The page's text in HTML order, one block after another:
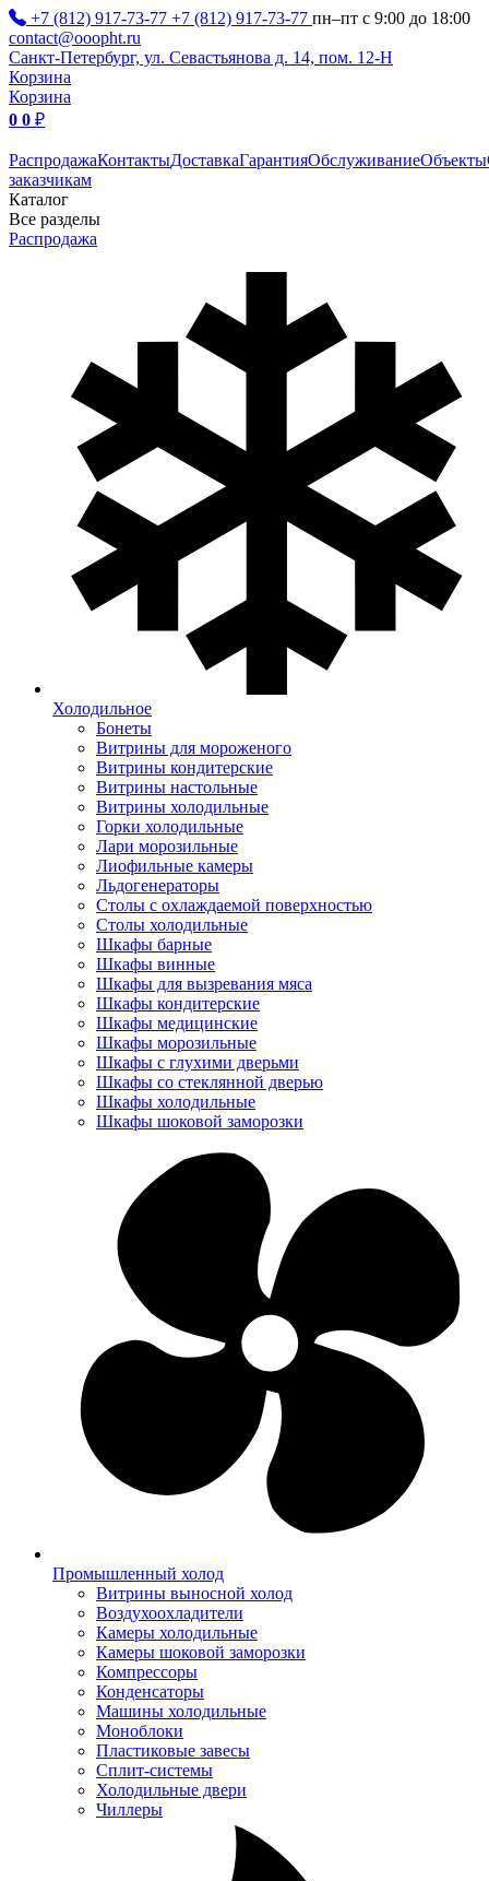
+7 (812) 917-73-77 +7 (812) 917-73-77 пн–пт с 9:00 до 18:00
contact@ooopht.ru
Санкт-Петербург, ул. Севастьянова д. 14, пом. 12-Н
Корзина
Корзина
0 0 ₽
РаспродажаКонтактыДоставкаГарантияОбслуживаниеОбъекты
заказчикам
Каталог
Все разделы
Распродажа
Холодильное
Бонеты
Витрины для мороженого
Витрины кондитерские
Витрины настольные
Витрины холодильные
Горки холодильные
Лари морозильные
Лиофильные камеры
Льдогенераторы
Столы с охлаждаемой поверхностью
Столы холодильные
Шкафы барные
Шкафы винные
Шкафы для вызревания мяса
Шкафы кондитерские
Шкафы медицинские
Шкафы морозильные
Шкафы с глухими дверьми
Шкафы со стеклянной дверью
Шкафы холодильные
Шкафы шоковой заморозки
Промышленный холод
Витрины выносной холод
Воздухоохладители
Камеры холодильные
Камеры шоковой заморозки
Компрессоры
Конденсаторы
Машины холодильные
Моноблоки
Пластиковые завесы
Сплит-системы
Холодильные двери
Чиллеры